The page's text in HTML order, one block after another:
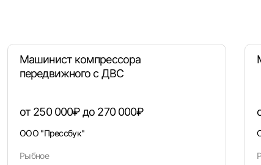
Вход по коду Регистрация Забыли пароль?
Машинист компрессора
передвижного с ДВС
от 250 000₽ до 270 000₽
ООО "Прессбук"
Рыбное